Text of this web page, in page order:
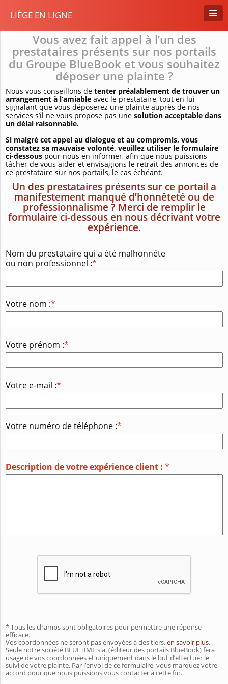
LIÈGE EN LIGNE
Vous avez fait appel à l’un des
prestataires présents sur nos portails
du Groupe BlueBook et vous souhaitez
déposer une plainte ?
Nous vous conseillons de tenter préalablement de trouver un
arrangement à l’amiable avec le prestataire, tout en lui
signalant que vous déposerez une plainte auprès de nos
services s’il ne vous propose pas une solution acceptable dans
un délai raisonnable.
Si malgré cet appel au dialogue et au compromis, vous
constatez sa mauvaise volonté, veuillez utiliser le formulaire
ci-dessous pour nous en informer, afin que nous puissions
tâcher de vous aider et envisagions le retrait des annonces de
ce prestataire sur nos portails, le cas échéant.
Un des prestataires présents sur ce portail a
manifestement manqué d’honnêteté ou de
professionnalisme ? Merci de remplir le
formulaire ci-dessous en nous décrivant votre
expérience.
Nom du prestataire qui a été malhonnête
ou non professionnel :*
Votre nom :*
Votre prénom :*
Votre e-mail :*
Votre numéro de téléphone :*
Description de votre expérience client : *
* Tous les champs sont obligatoires pour permettre une réponse
efficace.
Vos coordonnées ne seront pas envoyées à des tiers,en savoir plus.
Seule notre société BLUETIME s.a. (éditeur des portails BlueBook) fera
usage de vos coordonnées et uniquement dans le but d’effectuer le
suivi de votre plainte. Par l’envoi de ce formulaire, vous marquez votre
accord pour que nous puissions vous contacter à cette fin.